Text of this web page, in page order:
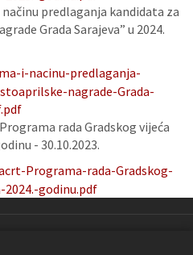
predlaganja kandidata za
Grada Sarajeva” u 2024.
i-nacinu-predlaganja-
nagrade-Grada-
rada Gradskog vijeća
- 30.10.2023.
Programa-rada-Gradskog-
2024.-godinu.pdf